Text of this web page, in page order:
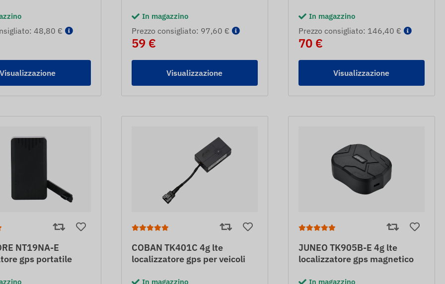
48,80 €
Visualizzazione
In magazzino
Prezzo consigliato: 97,60 €
59 €
Visualizzazione
In magazzino
Prezzo consigliato: 146,40 €
70 €
Visualizzazione
NT19NA-E
gps portatile
COBAN TK401C 4g lte
localizzatore gps per veicoli
In magazzino
JUNEO TK905B-E 4g lte
localizzatore gps magnetico
In magazzino